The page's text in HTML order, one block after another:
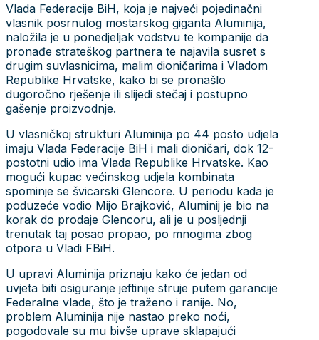
Vlada Federacije BiH, koja je najveći pojedinačni
vlasnik posrnulog mostarskog giganta Aluminija,
naložila je u ponedjeljak vodstvu te kompanije da
pronađe strateškog partnera te najavila susret s
drugim suvlasnicima, malim dioničarima i Vladom
Republike Hrvatske, kako bi se pronašlo
dugoročno rješenje ili slijedi stečaj i postupno
gašenje proizvodnje.
U vlasničkoj strukturi Aluminija po 44 posto udjela
imaju Vlada Federacije BiH i mali dioničari, dok 12-
postotni udio ima Vlada Republike Hrvatske. Kao
mogući kupac većinskog udjela kombinata
spominje se švicarski Glencore. U periodu kada je
poduzeće vodio Mijo Brajković, Aluminij je bio na
korak do prodaje Glencoru, ali je u posljednji
trenutak taj posao propao, po mnogima zbog
otpora u Vladi FBiH.
U upravi Aluminija priznaju kako će jedan od
uvjeta biti osiguranje jeftinije struje putem garancije
Federalne vlade, što je traženo i ranije. No,
problem Aluminija nije nastao preko noći,
pogodovale su mu bivše uprave sklapajući